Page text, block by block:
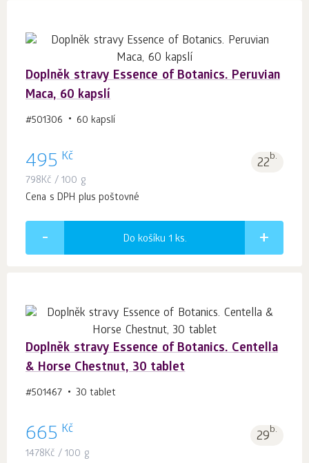
Doplněk stravy Essence of Botanics. Peruvian
Maca, 60 kapslí
#501306 60 kapslí
495 Kč 22b.
798Kč / 100 g
Cena s DPH plus poštovné
Do košíku 1 ks.
Doplněk stravy Essence of Botanics. Centella
& Horse Chestnut, 30 tablet
#501467 30 tablet
665 Kč 29b.
1478Kč / 100 g